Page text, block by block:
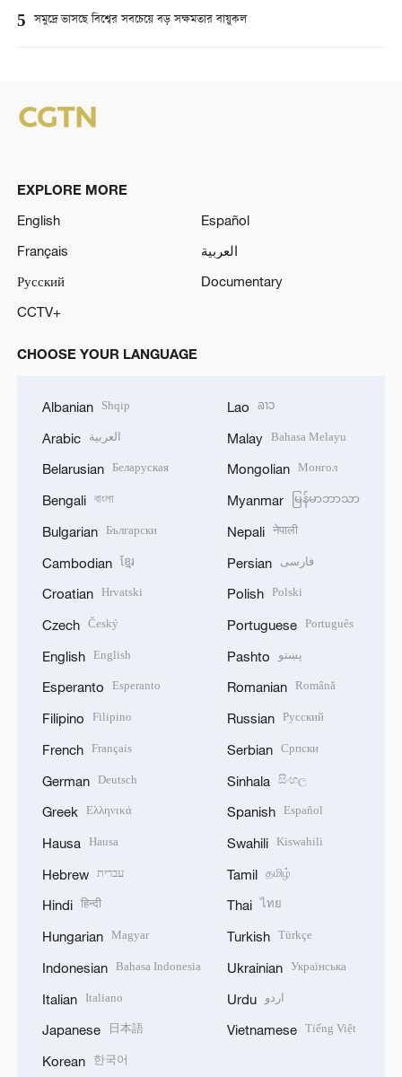
5 সমুদ্রে ভাসছে বিশ্বের সবচেয়ে বড় সক্ষমতার বায়ুকল
EXPLORE MORE
English
Español
Français
العربية
Русский
Documentary
CCTV+
CHOOSE YOUR LANGUAGE
Albanian Shqip
Arabic العربية
Belarusian Беларуская
Bengali বাংলা
Bulgarian Български
Cambodian ខ្មែរ
Croatian Hrvatski
Czech Český
English English
Esperanto Esperanto
Filipino Filipino
French Français
German Deutsch
Greek Ελληνικά
Hausa Hausa
Hebrew עברית
Hindi हिन्दी
Hungarian Magyar
Indonesian Bahasa Indonesia
Italian Italiano
Japanese 日本語
Korean 한국어
Lao ລາວ
Malay Bahasa Melayu
Mongolian Монгол
Myanmar မြန်မာဘာသာ
Nepali नेपाली
Persian فارسی
Polish Polski
Portuguese Português
Pashto پښتو
Romanian Română
Russian Русский
Serbian Српски
Sinhala සිංහල
Spanish Español
Swahili Kiswahili
Tamil தமிழ்
Thai ไทย
Turkish Türkçe
Ukrainian Українська
Urdu اردو
Vietnamese Tiếng Việt